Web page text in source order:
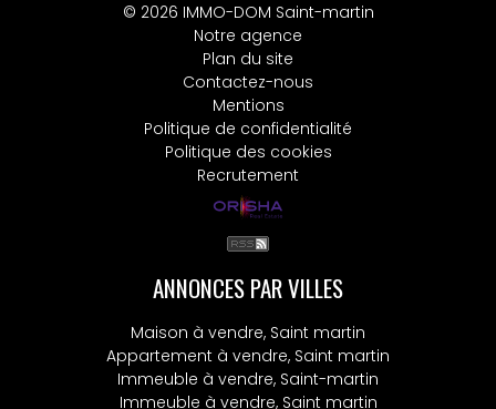
© 2026 IMMO-DOM Saint-martin
Notre agence
Plan du site
Contactez-nous
Mentions
Politique de confidentialité
Politique des cookies
Recrutement
ANNONCES PAR VILLES
Maison à vendre, Saint martin
Appartement à vendre, Saint martin
Immeuble à vendre, Saint-martin
Immeuble à vendre, Saint martin